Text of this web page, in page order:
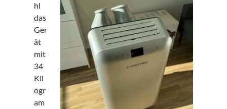
hl
das
Ger
ät
mit
34
Kil
ogr
am